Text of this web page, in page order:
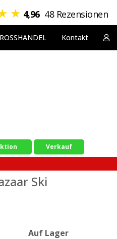
★ 4,96 48 Rezensionen
Kontakt
Verkauf
Ski
Auf Lager